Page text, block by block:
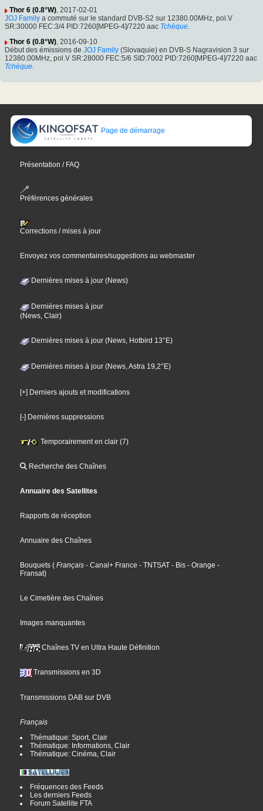
Thor 6 (0.8°W), 2017-02-01
JOJ Family a commuté sur le standard DVB-S2 sur 12380.00MHz, pol.V
SR:30000 FEC:3/4 PID:7260[MPEG-4]/7220 aac Tchèque.
Thor 6 (0.8°W), 2016-09-10
Début des émissions de JOJ Family (Slovaquie) en DVB-S Nagravision 3 sur
12380.00MHz, pol.V SR:28000 FEC:5/6 SID:7002 PID:7260[MPEG-4]/7220 aac
Tchèque.
Page de démarrage
Présentation / FAQ
Préférences générales
Corrections / mises à jour
Envoyez vos commentaires/suggestions au webmaster
Dernières mises à jour (News)
Dernières mises à jour
(News, Clair)
Dernières mises à jour (News, Hotbird 13°E)
Dernières mises à jour (News, Astra 19,2°E)
[+] Derniers ajouts et modifications
[-] Dernières suppressions
Temporairement en clair (7)
Recherche des Chaînes
Annuaire des Satellites
Rapports de réception
Annuaire des Chaînes
Bouquets ( Français - Canal+ France - TNTSAT - Bis - Orange -
Fransat)
Le Cimetière des Chaînes
Images manquantes
Chaînes TV en Ultra Haute Définition
Transmissions en 3D
Transmissions DAB sur DVB
Français
Thématique: Sport, Clair
Thématique: Informations, Clair
Thématique: Cinéma, Clair
Fréquences des Feeds
Les derniers Feeds
Forum Satellite FTA